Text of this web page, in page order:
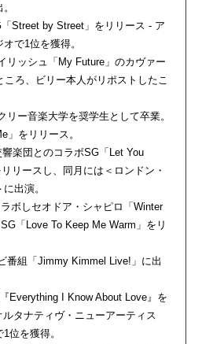
Street by Street」をリリース - ア
で1位を獲得。
リッシュ「My Future」のカヴァー
ろ、ビリー本人がリポストしたこ
リー音楽大学を奨学生として卒業。
」をリリース。
楽団とのコラボSG「Let You
リースし、同月には＜ロンドン・
出演。
ボしセオドア・シャピロ「Winter
「Love To Keep Me Warm」をリ
番組「Jimmy Kimmel Live!」に出
Everything I Know About Love』を
タナティヴ・ニューアーティス
位を獲得。